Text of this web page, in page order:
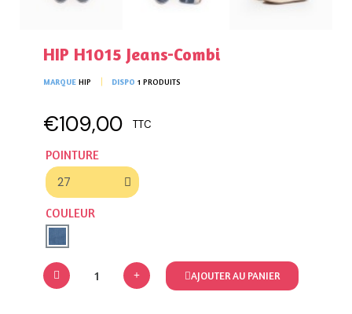
HIP H1015 Jeans-Combi
MARQUE HIP DISPO 1 PRODUITS
€109,00 TTC
POINTURE
COULEUR
AJOUTER AU PANIER